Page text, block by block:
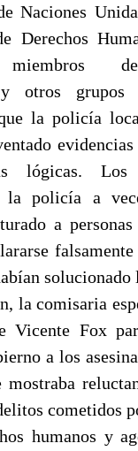
Naciones
Derechos
miembros
y otros grupos
la policía
lógicas. Los
la policía a
a personas
solucionado
la comisaria
Vicente Fox
a los
mostraba
cometidos
humanos y